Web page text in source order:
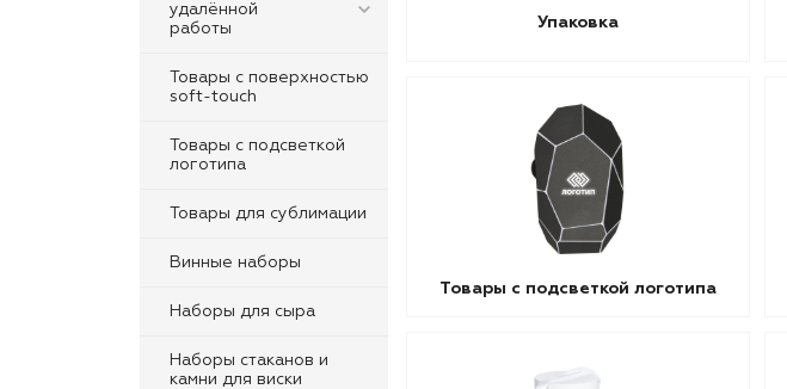
удалённой
работы
Товары с поверхностью
soft-touch
Товары с подсветкой
логотипа
Товары для сублимации
Винные наборы
Наборы для сыра
Наборы стаканов и
камни для виски
Упаковка
Товары с подсветкой логотипа